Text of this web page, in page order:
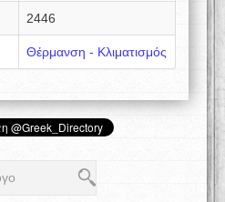
2446
Θέρμανση - Κλιματισμός